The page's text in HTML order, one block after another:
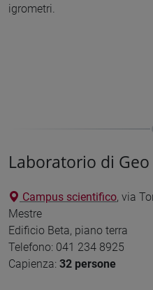
igrometri.
Laboratorio di
Campus scientifico, via
Mestre
Edificio Beta, piano terra
Telefono: 041 234 8925
Capienza: 32 persone